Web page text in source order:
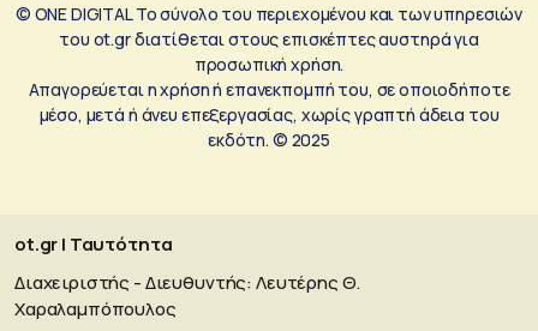
© ONE DIGITAL Το σύνολο του περιεχομένου και των υπηρεσιών
του ot.gr διατίθεται στους επισκέπτες αυστηρά για
προσωπική χρήση.
Απαγορεύεται η χρήση ή επανεκπομπή του, σε οποιοδήποτε
μέσο, μετά ή άνευ επεξεργασίας, χωρίς γραπτή άδεια του
εκδότη. © 2025
ot.gr | Ταυτότητα
Διαχειριστής - Διευθυντής: Λευτέρης Θ.
Χαραλαμπόπουλος